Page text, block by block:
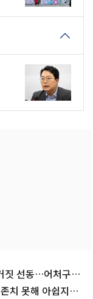
짓 선동…어처구니
치 못해 아쉽지